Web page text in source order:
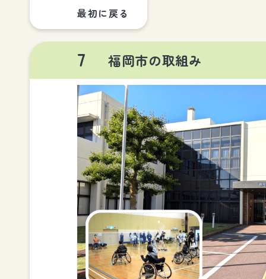
7 福岡市の取組み
最初に戻る